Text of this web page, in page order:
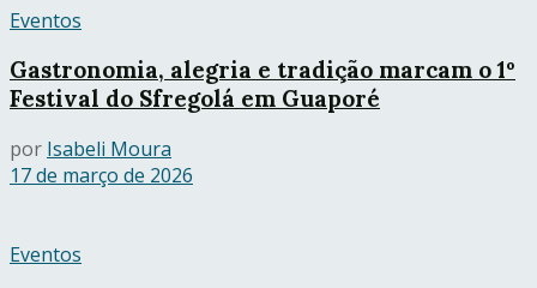
Eventos
Gastronomia, alegria e tradição marcam o 1º
Festival do Sfregolá em Guaporé
por Isabeli Moura
17 de março de 2026
Eventos